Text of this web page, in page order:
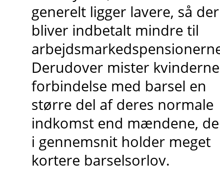
generelt ligger lavere, så der
bliver indbetalt mindre til
Derudover mister
forbindelse med barsel en
større del af deres normale
indkomst end mændene,
i gennemsnit holder meget
kortere barselsorlov.